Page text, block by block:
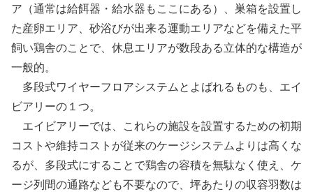
ア（通常は給餌器・給水器もここにある）、巣箱を設置し
た産卵エリア、砂浴びが出来る運動エリアなどを備えた平
飼い鶏舎のことで、休息エリアが数段ある立体的な構造が
一般的。
多段式ワイヤーフロアシステムとよばれるものも、エイ
ビアリーの１つ。
エイビアリーでは、これらの施設を設置するための初期
コストや維持コストが従来のケージシステムよりは高くな
るが、多段式にすることで鶏舎の容積を無駄なく使え、ケ
ージ列間の通路なども不要なので、坪あたりの収容羽数は